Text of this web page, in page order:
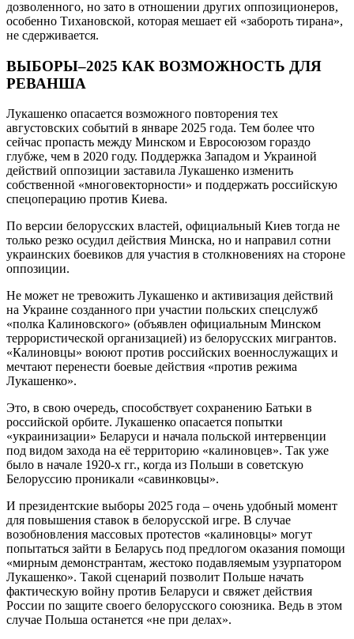
дозволенного, но зато в отношении других оппозиционеров,
особенно Тихановской, которая мешает ей «забороть тирана»,
не сдерживается.
ВЫБОРЫ–2025 КАК ВОЗМОЖНОСТЬ ДЛЯ
РЕВАНША
Лукашенко опасается возможного повторения тех
августовских событий в январе 2025 года. Тем более что
сейчас пропасть между Минском и Евросоюзом гораздо
глубже, чем в 2020 году. Поддержка Западом и Украиной
действий оппозиции заставила Лукашенко изменить
собственной «многовекторности» и поддержать российскую
спецоперацию против Киева.
По версии белорусских властей, официальный Киев тогда не
только резко осудил действия Минска, но и направил сотни
украинских боевиков для участия в столкновениях на стороне
оппозиции.
Не может не тревожить Лукашенко и активизация действий
на Украине созданного при участии польских спецслужб
«полка Калиновского» (объявлен официальным Минском
террористической организацией) из белорусских мигрантов.
«Калиновцы» воюют против российских военнослужащих и
мечтают перенести боевые действия «против режима
Лукашенко».
Это, в свою очередь, способствует сохранению Батьки в
российской орбите. Лукашенко опасается попытки
«украинизации» Беларуси и начала польской интервенции
под видом захода на её территорию «калиновцев». Так уже
было в начале 1920-х гг., когда из Польши в советскую
Белоруссию проникали «савинковцы».
И президентские выборы 2025 года – очень удобный момент
для повышения ставок в белорусской игре. В случае
возобновления массовых протестов «калиновцы» могут
попытаться зайти в Беларусь под предлогом оказания помощи
«мирным демонстрантам, жестоко подавляемым узурпатором
Лукашенко». Такой сценарий позволит Польше начать
фактическую войну против Беларуси и свяжет действия
России по защите своего белорусского союзника. Ведь в этом
случае Польша останется «не при делах».